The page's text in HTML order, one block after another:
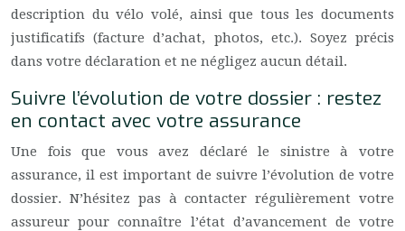
description du vélo volé, ainsi que tous les documents
justificatifs (facture d’achat, photos, etc.). Soyez précis
dans votre déclaration et ne négligez aucun détail.
Suivre l’évolution de votre dossier : restez
en contact avec votre assurance
Une fois que vous avez déclaré le sinistre à votre
assurance, il est important de suivre l’évolution de votre
dossier. N’hésitez pas à contacter régulièrement votre
assureur pour connaître l’état d’avancement de votre